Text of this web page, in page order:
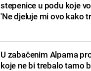
stepenice u podu koje
'Ne djeluje mi ovo kako
U zabačenim Alpama
koje ne bi trebalo tamo